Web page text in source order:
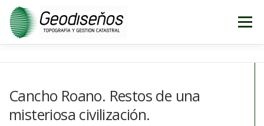
Saltar
contenido
Menú
CARTOGRAFÍA DISEÑO
Cancho Roano. Restos de una
misteriosa civilización.